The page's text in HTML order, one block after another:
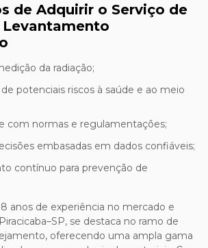
de Adquirir o Serviço de
da radiação;
com normas e regulamentações;
embasadas em dados confiáveis;
anos de experiência no mercado e
se destaca no ramo de
oferecendo uma ampla gama